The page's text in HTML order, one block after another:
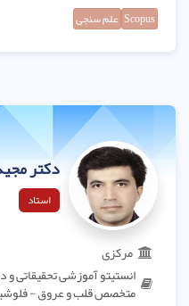
Scopus علم سنجی
دکتر
استاد
مرکزی
انستیتو آموزشی تحقیقاتی
متخصص قلب و عروق -